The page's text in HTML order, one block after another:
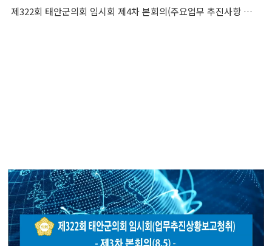
제322회 태안군의회 임시회 제4차 본회의(주요업무 추진사항 보고 청취)